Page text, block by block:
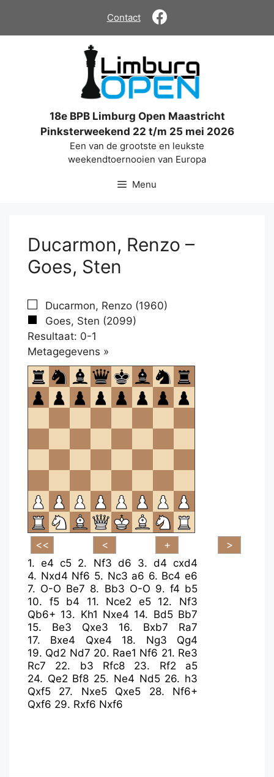
de
Contact
18e BPB Limburg Open Maastricht
Pinksterweekend 22 t/m 25 mei 2026
Een van de grootste en leukste
weekendtoernooien van Europa
Menu
Ducarmon, Renzo –
Goes, Sten
Ducarmon, Renzo (1960)
Goes, Sten (2099)
Resultaat: 0-1
Metagegevens »
om
te
openen.
1.e4 c5 2. Nf3 d6 3. d4 cxd4
4. Nxd4 Nf6 5. Nc3 a6 6. Bc4 e6
7. O-O Be7 8. Bb3 O-O 9. f4 b5
10. f5 b4 11. Nce2 e5 12. Nf3
Qb6+ 13. Kh1 Nxe4 14. Bd5 Bb7
15. Be3 Qxe3 16. Bxb7
Ra7
17. Bxe4 Qxe4 18. Ng3
Qg4
19. Qd2 Nd7 20. Rae1 Nf6 21. Re3
Rc7
22. b3 Rfc8 23. Rf2
a5
24. Qe2 Bf8 25. Ne4 Nd5 26. h3
Qxf5
27. Nxe5 Qxe5 28. Nf6+
Qxf6 29. Rxf6 Nxf6